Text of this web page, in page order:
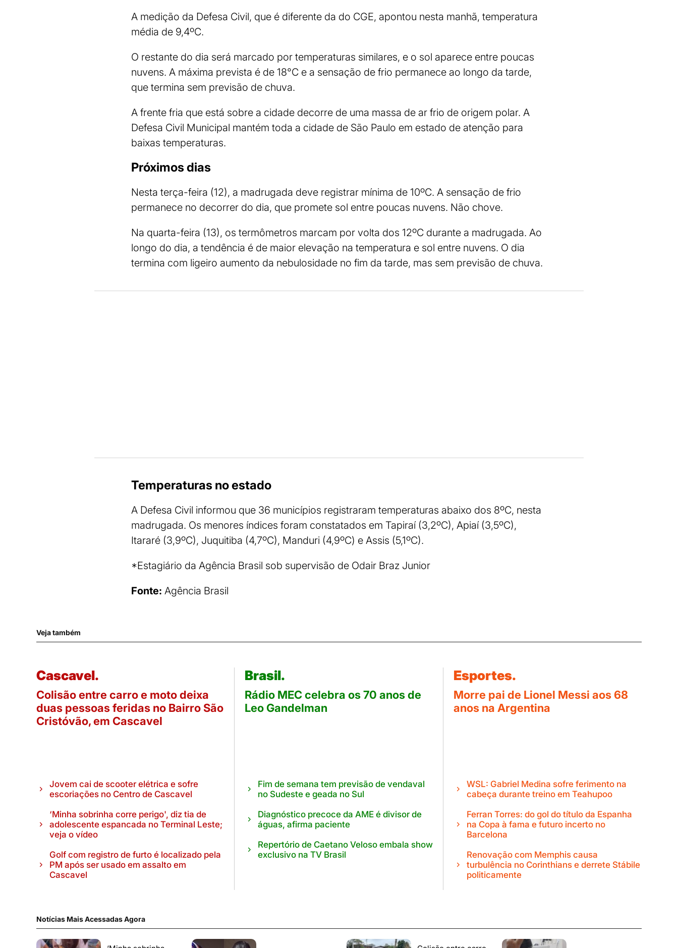
A medição da Defesa Civil, que é diferente da do CGE, apontou nesta manhã, temperatura
média de 9,4ºC.
O restante do dia será marcado por temperaturas similares, e o sol aparece entre poucas
nuvens. A máxima prevista é de 18°C e a sensação de frio permanece ao longo da tarde,
que termina sem previsão de chuva.
A frente fria que está sobre a cidade decorre de uma massa de ar frio de origem polar. A
Defesa Civil Municipal mantém toda a cidade de São Paulo em estado de atenção para
baixas temperaturas.
Próximos dias
Nesta terça-feira (12), a madrugada deve registrar mínima de 10ºC. A sensação de frio
permanece no decorrer do dia, que promete sol entre poucas nuvens. Não chove.
Na quarta-feira (13), os termômetros marcam por volta dos 12ºC durante a madrugada. Ao
longo do dia, a tendência é de maior elevação na temperatura e sol entre nuvens. O dia
termina com ligeiro aumento da nebulosidade no fim da tarde, mas sem previsão de chuva.
Temperaturas no estado
A Defesa Civil informou que 36 municípios registraram temperaturas abaixo dos 8ºC, nesta
madrugada. Os menores índices foram constatados em Tapiraí (3,2ºC), Apiaí (3,5ºC),
Itararé (3,9ºC), Juquitiba (4,7ºC), Manduri (4,9ºC) e Assis (5,1ºC).
*Estagiário da Agência Brasil sob supervisão de Odair Braz Junior
Fonte: Agência Brasil
Veja também
Cascavel.
Colisão entre carro e moto deixa
duas pessoas feridas no Bairro São
Cristóvão, em Cascavel
Jovem cai de scooter elétrica e sofre
escoriações no Centro de Cascavel
‘Minha sobrinha corre perigo', diz tia de
adolescente espancada no Terminal Leste;
veja o vídeo
Golf com registro de furto é localizado pela
PM após ser usado em assalto em
Cascavel
Brasil.
Rádio MEC celebra os 70 anos de
Leo Gandelman
Fim de semana tem previsão de vendaval
no Sudeste e geada no Sul
Diagnóstico precoce da AME é divisor de
águas, afirma paciente
Repertório de Caetano Veloso embala show
exclusivo na TV Brasil
Esportes.
Morre pai de Lionel Messi aos 68
anos na Argentina
WSL: Gabriel Medina sofre ferimento na
cabeça durante treino em Teahupoo
Ferran Torres: do gol do título da Espanha
na Copa à fama e futuro incerto no
Barcelona
Renovação com Memphis causa
turbulência no Corinthians e derrete Stábile
politicamente
Notícias Mais Acessadas Agora